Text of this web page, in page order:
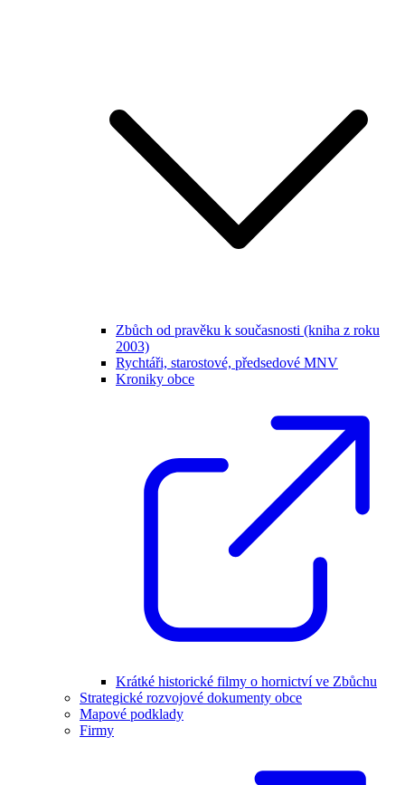
Zbůch od pravěku k současnosti (kniha z roku
2003)
Rychtáři, starostové, předsedové MNV
Kroniky obce
Krátké historické filmy o hornictví ve Zbůchu
Strategické rozvojové dokumenty obce
Mapové podklady
Firmy